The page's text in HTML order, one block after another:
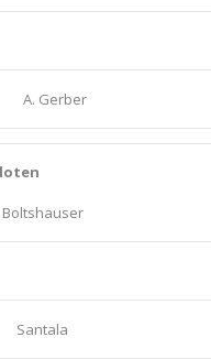
A. Gerber
Boltshauser
Santala